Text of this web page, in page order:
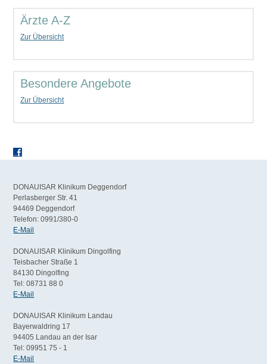
Ärzte A-Z
Zur Übersicht
Besondere Angebote
Zur Übersicht
DONAUISAR Klinikum Deggendorf
Perlasberger Str. 41
94469 Deggendorf
Telefon: 0991/380-0
E-Mail
DONAUISAR Klinikum Dingolfing
Teisbacher Straße 1
84130 Dingolfing
Tel: 08731 88 0
E-Mail
DONAUISAR Klinikum Landau
Bayerwaldring 17
94405 Landau an der Isar
Tel: 09951 75 - 1
E-Mail